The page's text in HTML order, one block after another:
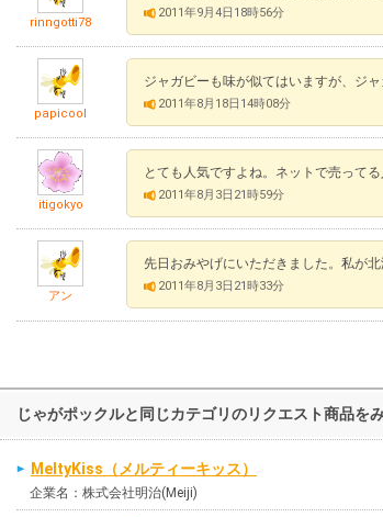
rinngotti78
2011年9月4日18時56分
papicool
ジャガビーも味が似てはいますが、ジ
2011年8月18日14時08分
itigokyo
とても人気ですよね。ネットで売って
2011年8月3日21時59分
アン
先日おみやげにいただきました。私が
2011年8月3日21時33分
じゃがポックルと同じカテゴリのリクエスト商品を
MeltyKiss（メルティーキッス）
企業名：株式会社明治(Meiji)